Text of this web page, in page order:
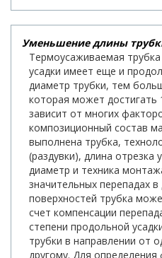
Уменьшение длины
Термоусаживаемая
усадки имеет еще и
диаметр трубки, тем
которая может достигать
зависит от многих
композиционный состав
выполнена трубка,
(раздувки), длина отрезка
диаметр и техника
значительных перепадах
поверхностей трубка
счет компенсации
степени продольной
трубки в направлении от
другому. Для определения